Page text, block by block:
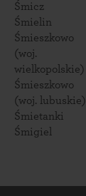
Śmicz
Śmielin
Śmieszkowo
(woj.
wielkopolskie)
Śmieszkowo
(woj. lubuskie)
Śmietanki
Śmigiel